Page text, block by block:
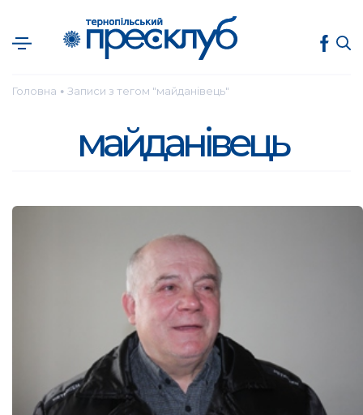
Головна ● Записи з тегом "майданівець"
майданівець